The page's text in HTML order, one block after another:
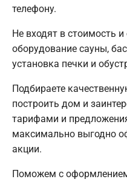
телефону.
Не входят в стоимость
оборудование сауны,
установка печки и
Подбираете
построить дом и
тарифами и
максимально выгодно
акции.
Поможем с